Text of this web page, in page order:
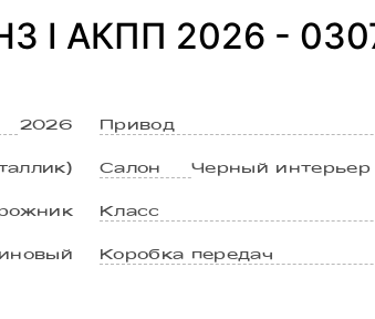
I АКПП 2026 -
2026 Привод
Салон Черный интерьер
Класс
Коробка передач